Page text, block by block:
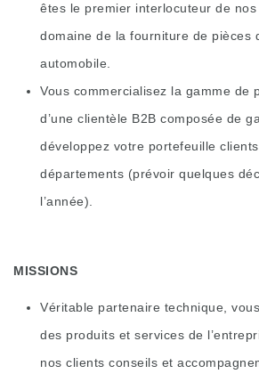
êtes le premier interlocuteur de
domaine de la fourniture de pièces
automobile.
Vous commercialisez la gamme de
d’une clientèle B2B composée de
développez votre portefeuille
départements (prévoir quelques
l’année).
MISSIONS
Véritable partenaire technique,
des produits et services de
nos clients conseils et